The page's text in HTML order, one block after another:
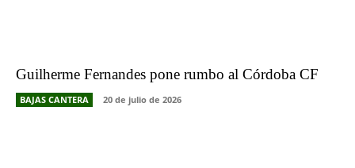
Guilherme Fernandes pone rumbo al Córdoba CF
BAJAS CANTERA 20 de julio de 2026